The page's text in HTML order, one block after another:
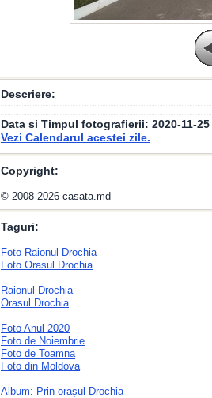
Descriere:
Data si Timpul fotografierii: 2020-11-
Vezi Calendarul acestei zile.
Copyright:
© 2008-2026 casata.md
Taguri:
Foto Raionul Drochia
Foto Orasul Drochia
Raionul Drochia
Orasul Drochia
Foto Anul 2020
Foto de Noiembrie
Foto de Toamna
Foto din Moldova
Album: Prin orașul Drochia